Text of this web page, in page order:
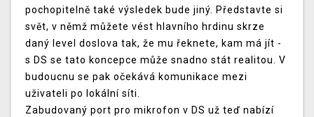
pochopitelně také výsledek bude jiný. Představte si
svět, v němž můžete vést hlavního hrdinu skrze
daný level doslova tak, že mu řeknete, kam má jít -
s DS se tato koncepce může snadno stát realitou. V
budoucnu se pak očekává komunikace mezi
uživateli po lokální síti.
Zabudovaný port pro mikrofon v DS už teď nabízí